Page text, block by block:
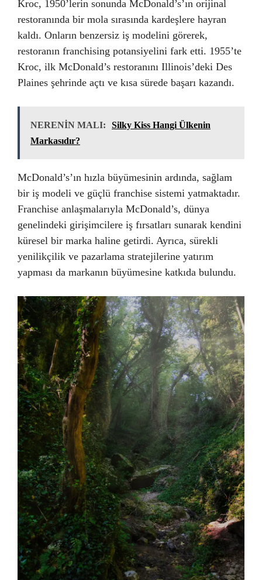
Kroc, 1950’lerin sonunda McDonald’s’ın orijinal
restoranında bir mola sırasında kardeşlere hayran
kaldı. Onların benzersiz iş modelini görerek,
restoranın franchising potansiyelini fark etti. 1955’te
Kroc, ilk McDonald’s restoranını Illinois’deki Des
Plaines şehrinde açtı ve kısa sürede başarı kazandı.
NERENİN MALI:
Silky Kiss Hangi Ülkenin
Markasıdır?
McDonald’s’ın hızla büyümesinin ardında, sağlam
bir iş modeli ve güçlü franchise sistemi yatmaktadır.
Franchise anlaşmalarıyla McDonald’s, dünya
genelindeki girişimcilere iş fırsatları sunarak kendini
küresel bir marka haline getirdi. Ayrıca, sürekli
yenilikçilik ve pazarlama stratejilerine yatırım
yapması da markanın büyümesine katkıda bulundu.